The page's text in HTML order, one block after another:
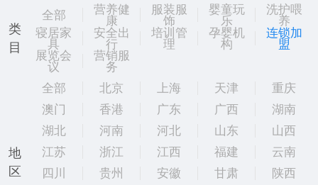
类
目
全部 营养健
康
服装服
饰
婴童玩
乐
洗护喂
养
寝居家
具
安全出
行
培训管
理
孕婴机
构
连锁加
盟
展览会
议
营销服
务
地
区
全部 北京 上海 天津
重庆
澳门
香港 广东 广西
湖南
湖北
河南 河北 山东
山西
江苏
浙江 江西 福建
云南
四川
贵州 安徽 甘肃
陕西